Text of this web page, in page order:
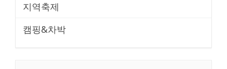
지역축제
캠핑&차박